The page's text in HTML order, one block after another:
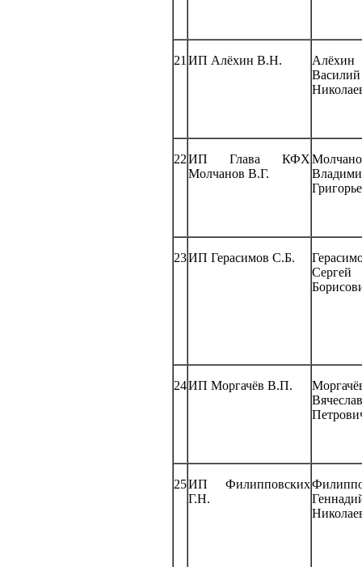
21 ИП Алёхин В.Н.
Алёхин
Василий
22ИП Глава КФХ
Молчанов В.Г.
23ИП Герасимов С.Б.
Сергей
24ИП Моргачёв В.П.
Вячеслав
25ИП Филипповских
Г.Н.